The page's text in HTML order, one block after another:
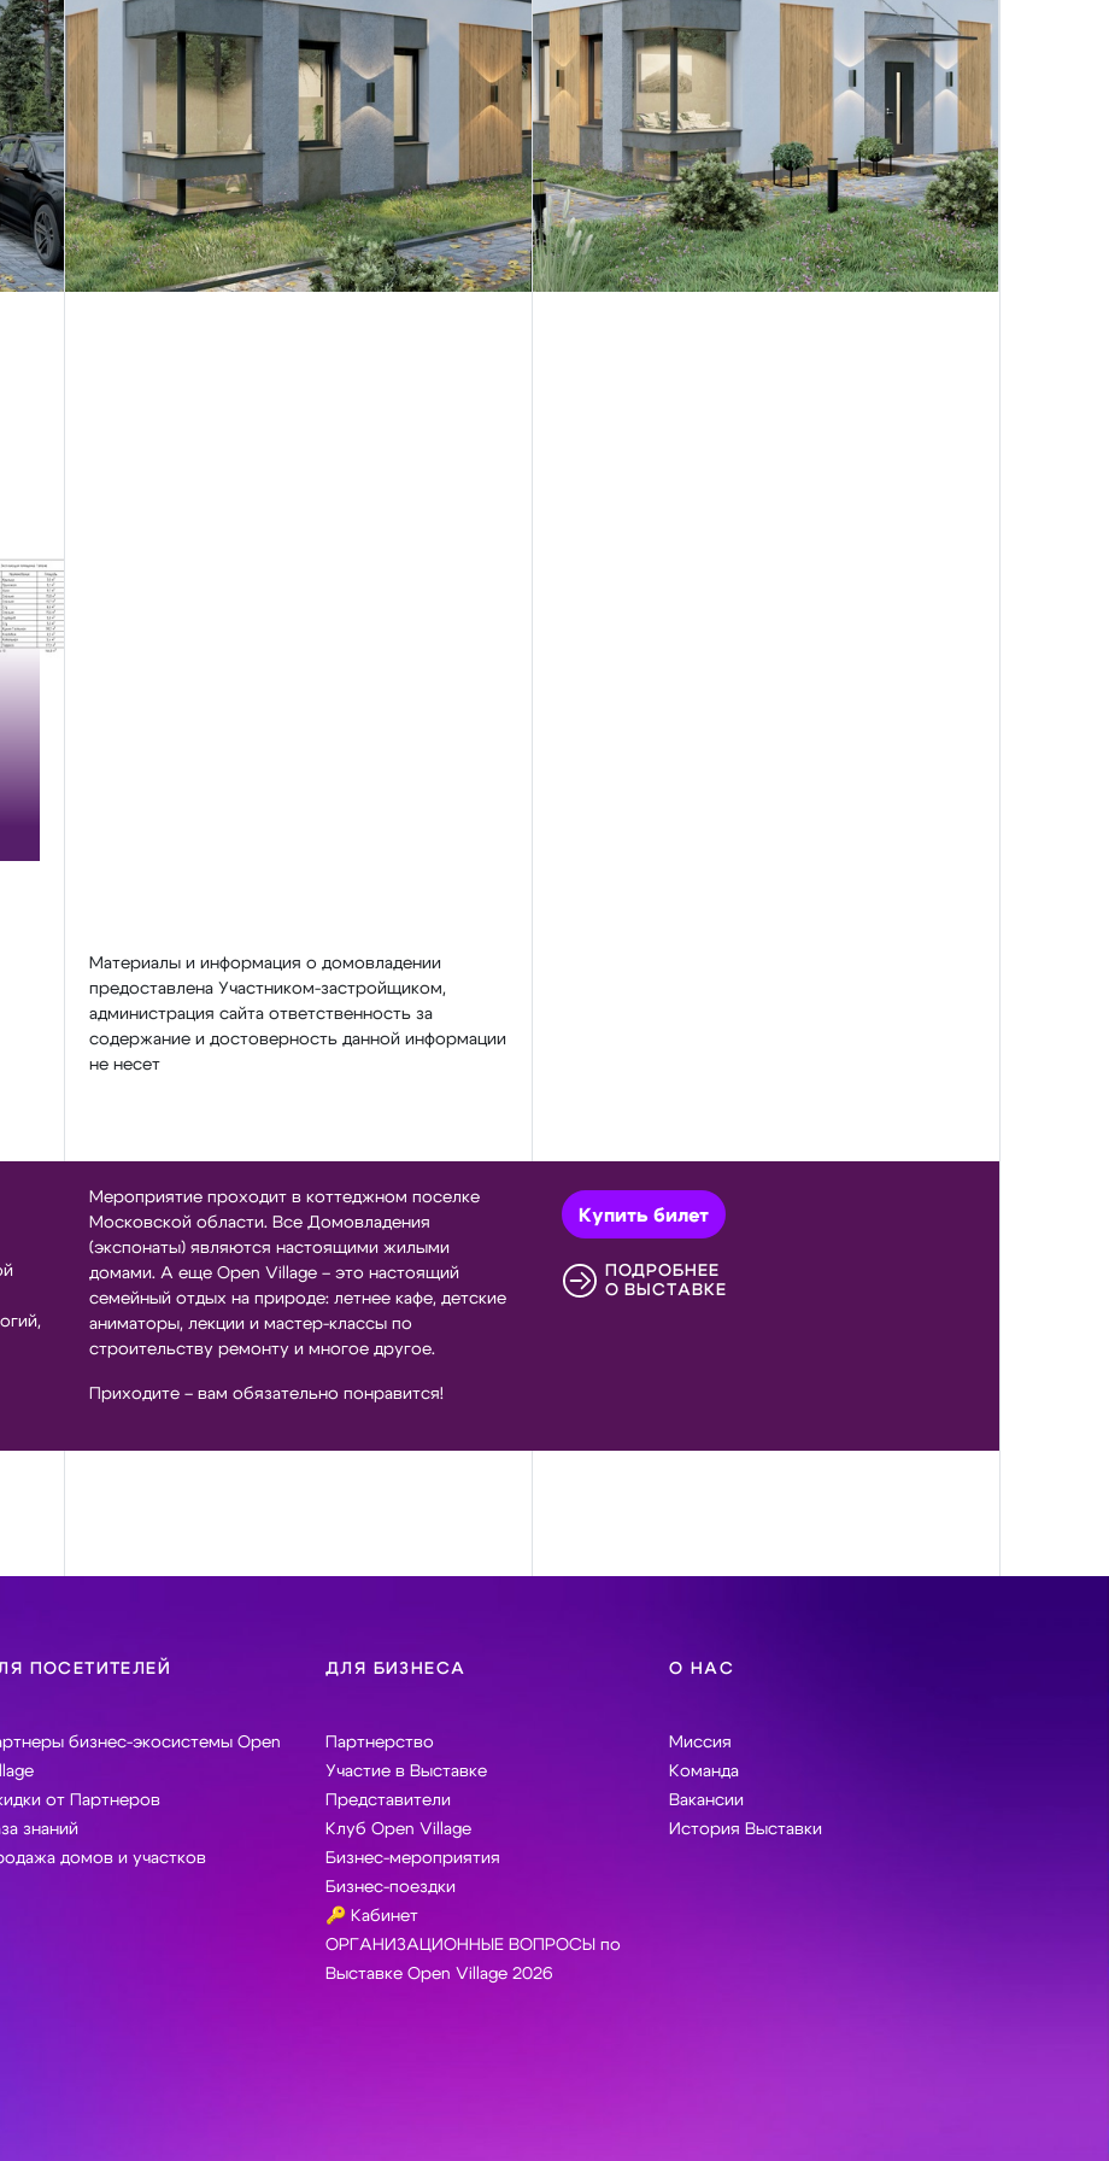
Материалы и информация о домовладении
предоставлена Участником-застройщиком,
администрация сайта ответственность за
содержание и достоверность данной информации
не несет
Мероприятие проходит в коттеджном поселке
Московской области. Все Домовладения
(экспонаты) являются настоящими жилыми
домами. А еще Open Village – это настоящий
семейный отдых на природе: летнее кафе, детские
аниматоры, лекции и мастер-классы по
строительству ремонту и многое другое.
Приходите – вам обязательно понравится!
Купить билет
ПОДРОБНЕЕ
О ВЫСТАВКЕ
ПОСЕТИТЕЛЕЙ
бизнес-экосистемы Open
от Партнеров
знаний
домов и участков
ДЛЯ БИЗНЕСА
Партнерство
Участие в Выставке
Представители
Клуб Open Village
Бизнес-мероприятия
Бизнес-поездки
🔑 Кабинет
ОРГАНИЗАЦИОННЫЕ ВОПРОСЫ по
Выставке Open Village 2026
О НАС
Миссия
Команда
Вакансии
История Выставки